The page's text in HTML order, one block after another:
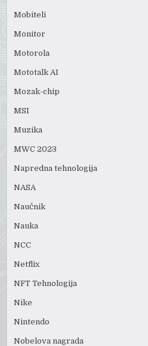
Mobiteli
Monitor
Motorola
Mototalk AI
Mozak-chip
MSI
Muzika
MWC 2023
Napredna tehnologija
NASA
Naučnik
Nauka
NCC
Netflix
NFT Tehnologija
Nike
Nintendo
Nobelova nagrada